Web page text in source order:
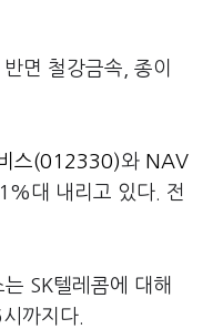
면 철강금속, 종이
스(012330)와 NAV
대 내리고 있다. 전
SK텔레콤에 대해
까지다.